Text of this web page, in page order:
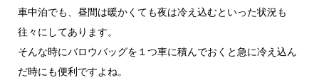
車中泊でも、昼間は暖かくても夜は冷え込むといった状況も
往々にしてあります。
そんな時にバロウバッグを１つ車に積んでおくと急に冷え込ん
だ時にも便利ですよね。